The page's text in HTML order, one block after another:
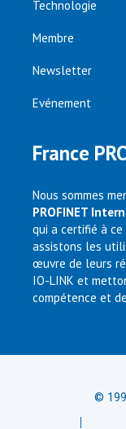
Technologie
Membre
Newsletter
Evénement
France
Nous sommes
PROFINET
qui a certifié à ce
assistons les
œuvre de leurs
IO-LINK et
compétence et
©